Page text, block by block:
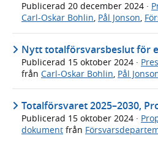
Publicerad 20 december 2024 ·
Carl-Oskar Bohlin, Pål Jonson,
Nytt totalförsvarsbeslut för
Publicerad 15 oktober 2024 ·
från Carl-Oskar Bohlin, Pål
Totalförsvaret 2025–2030,
Publicerad 15 oktober 2024 ·
dokument från